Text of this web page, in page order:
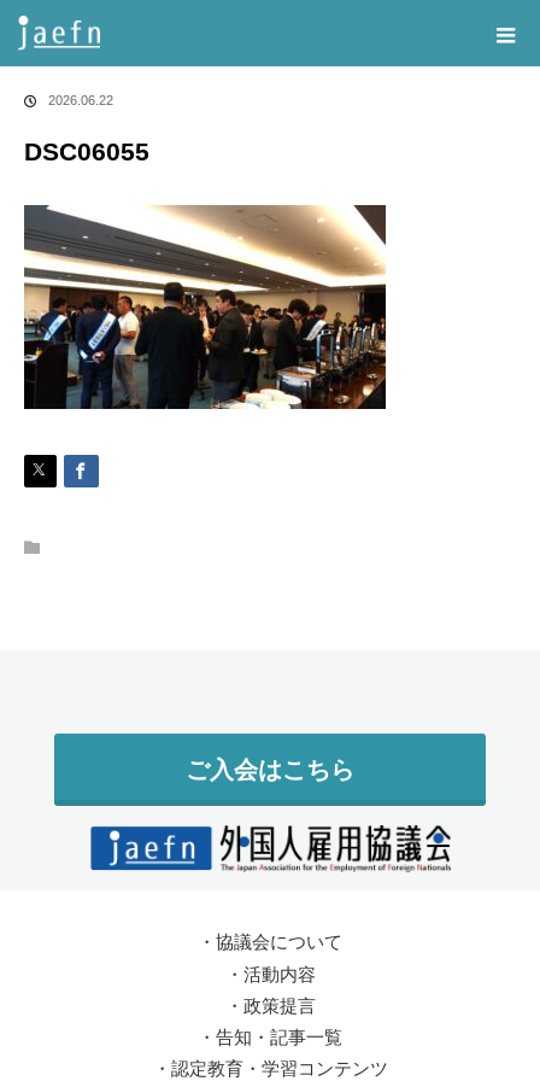
告知・記事一覧
2026.06.22
DSC06055
ご入会はこちら
・ 協議会について
・ 活動内容
・ 政策提言
・ 告知・記事一覧
・ 認定教育・学習コンテンツ